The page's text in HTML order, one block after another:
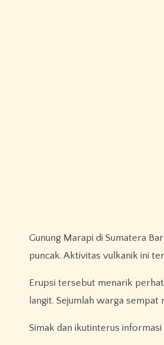
Gunung Marapi di Sumatera
puncak. Aktivitas vulkanik ini
Erupsi tersebut menarik
langit. Sejumlah warga
Simak dan ikutinterus